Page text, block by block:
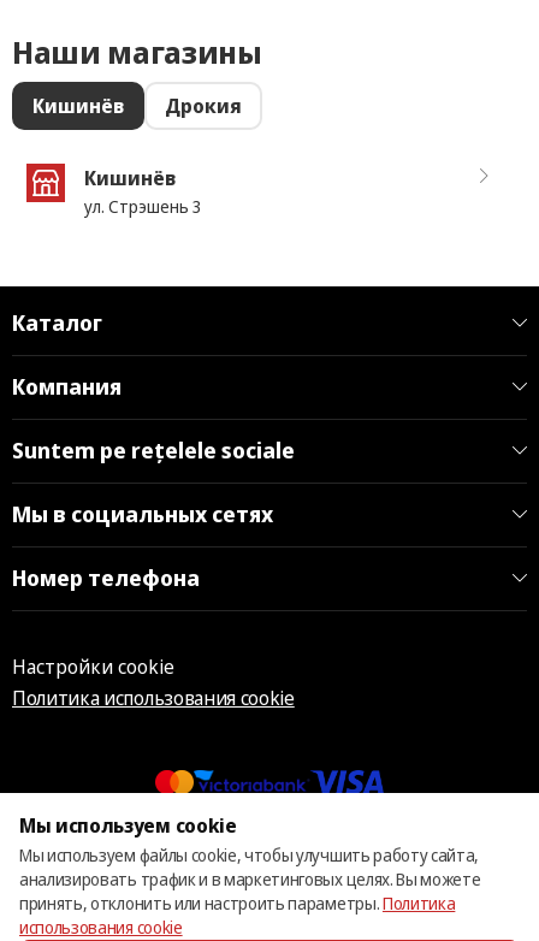
Наши магазины
Кишинёв Дрокия
Кишинёв
ул. Стрэшень 3
Каталог
Компания
Suntem pe rețelele sociale
Мы в социальных сетях
Номер телефона
Настройки cookie
Политика использования cookie
© 2013 – 2026 ECOM
Мы используем cookie
Мы используем файлы cookie, чтобы улучшить работу сайта,
анализировать трафик и в маркетинговых целях. Вы можете
принять, отклонить или настроить параметры.Политика
использования cookie